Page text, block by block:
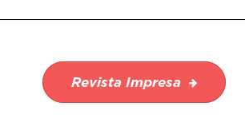
Revista Impresa